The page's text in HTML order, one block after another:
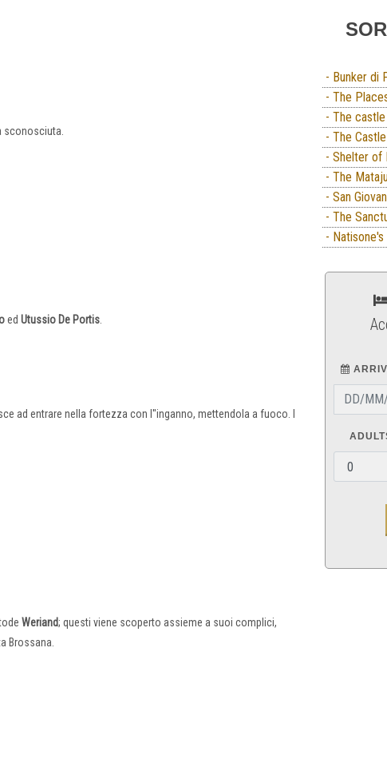
sconosciuta.
ed Utussio De Portis.
ad entrare nella fortezza con l''inganno, mettendola a fuoco. I
Weriand; questi viene scoperto assieme a suoi complici,
Brossana.
- Bunker di
- The
- The
- The
- Shelter of
- The
- San
- The
- Natisone's